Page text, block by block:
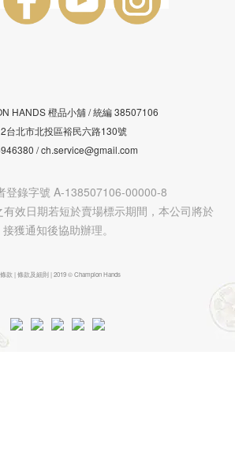
HANDS 橙品小舖 /統編38507106
台北市北投區裕民六路130號
/ ch.service@gmail.com
登錄字號 A-138507106-00000-8
效日期若短於賣場標示期間，本公司將於
接獲通知後協助辦理。
| 條款及細則 | 2019 © Champion Hands